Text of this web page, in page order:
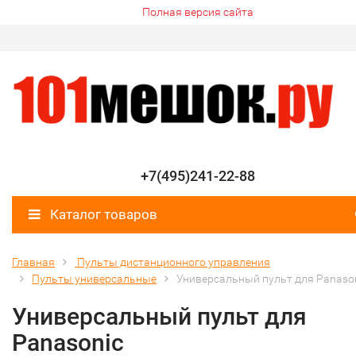
Полная версия сайта
+7(495)241-22-88
Каталог товаров
Главная
Пульты дистанционного управления
Пульты универсальные
Универсальный пульт для
Универсальный пульт для
Panasonic